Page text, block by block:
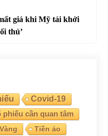
giá khi Mỹ tái khởi
thủ’
Covid-19
phiếu cần quan tâm
Vàng Tiền ảo